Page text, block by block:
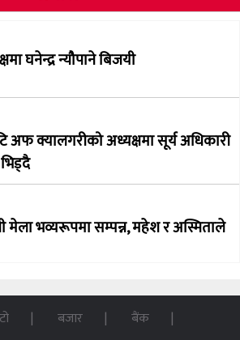
घनेन्द्र न्यौपाने बिजयी
अफ क्यालगरीको अध्यक्षमा सूर्य अधिकारी
मेला भव्यरूपमा सम्पन्न, महेश र अस्मिताले
पदको लागी सूर्य अधिकारीको उम्मेदवारी
बजार
बैंक